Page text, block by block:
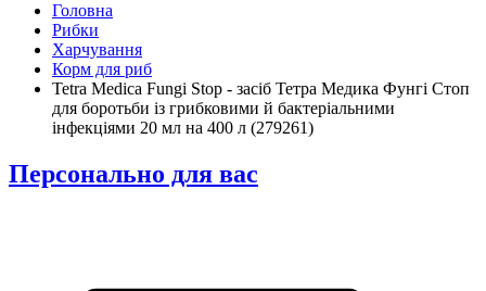
Головна
Рибки
Харчування
Корм для риб
Tetra Medica Fungi Stop - засіб Тетра Медика Фунгі Стоп
для боротьби із грибковими й бактеріальними
інфекціями 20 мл на 400 л (279261)
Персонально для вас